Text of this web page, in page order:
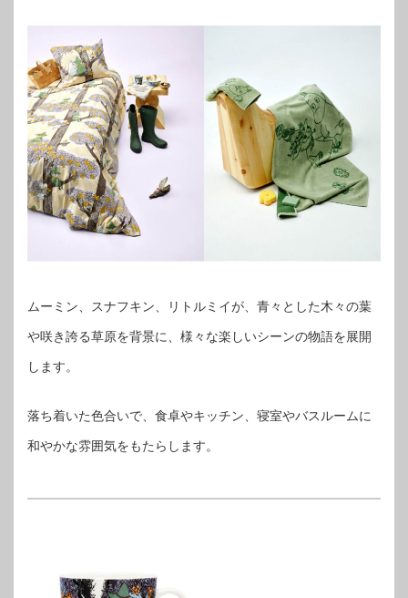
ムーミン、スナフキン、リトルミイが、青々とした木々の葉
や咲き誇る草原を背景に、様々な楽しいシーンの物語を展開
します。
落ち着いた色合いで、食卓やキッチン、寝室やバスルームに
和やかな雰囲気をもたらします。